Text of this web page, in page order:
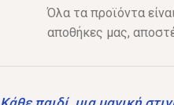
Όλα τα προϊόντα
αποθήκες μας,